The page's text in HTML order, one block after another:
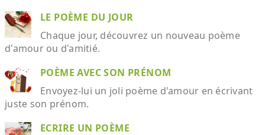
LE POÈME DU JOUR
Chaque jour, découvrez un nouveau poème
d'amour ou d'amitié.
POÈME AVEC SON PRÉNOM
Envoyez-lui un joli poème d'amour en écrivant
juste son prénom.
ECRIRE UN POÈME